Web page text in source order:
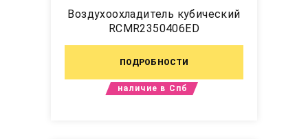
Воздухоохладитель кубический
RCMR2350406ED
ПОДРОБНОСТИ
наличие в Спб